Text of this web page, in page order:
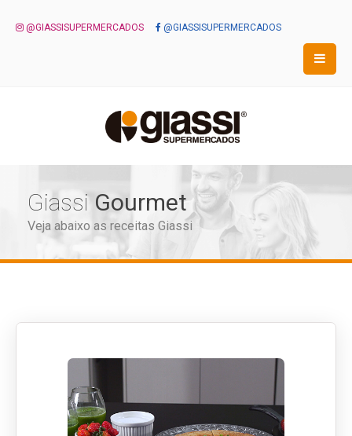
@GIASSISUPERMERCADOS @GIASSISUPERMERCADOS
Giassi Gourmet
Veja abaixo as receitas Giassi